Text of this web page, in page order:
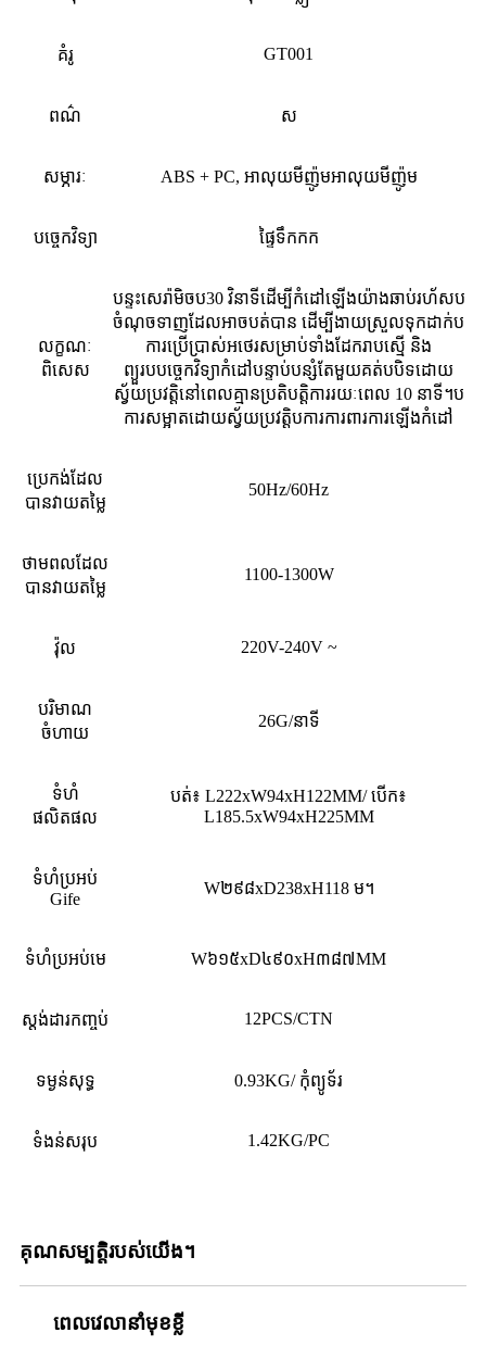
គំរូ GT001
ពណ៌ ស
សម្ភារៈ ABS + PC, អាលុយមីញ៉ូមអាលុយមីញ៉ូម
បច្ចេកវិទ្យា ផ្ទៃទឹកកក
លក្ខណៈ
ពិសេស
បន្ទះសេរ៉ាមិចប30 វិនាទីដើម្បីកំដៅឡើងយ៉ាងឆាប់រហ័សប
ចំណុចទាញដែលអាចបត់បាន ដើម្បីងាយស្រួលទុកដាក់ប
ការប្រើប្រាស់អថេរសម្រាប់ទាំងដែករាបស្មើ និង
ព្យួរបបច្ចេកវិទ្យាកំដៅបន្ទាប់បន្សំតែមួយគត់បបិទដោយ
ស្វ័យប្រវត្តិនៅពេលគ្មានប្រតិបត្តិការរយៈពេល 10 នាទី។ប
ការសម្អាតដោយស្វ័យប្រវត្តិបការការពារការឡើងកំដៅ
ប្រេកង់ដែល
បានវាយតម្លៃ
50Hz/60Hz
ថាមពលដែល
បានវាយតម្លៃ
1100-1300W
វ៉ុល 220V-240V ~
បរិមាណ
ចំហាយ
26G/នាទី
ទំហំ
ផលិតផល
បត់៖ L222xW94xH122MM/បើក៖
L185.5xW94xH225MM
ទំហំប្រអប់
Gife
W២៩៨xD238xH118 ម។
ទំហំប្រអប់មេ W៦១៥xD៤៩០xH៣៨៧MM
ស្តង់ដារកញ្ចប់ 12PCS/CTN
ទម្ងន់​សុទ្ធ 0.93KG/ កុំព្យូទ័រ
ទំងន់សរុប 1.42KG/PC
គុណសម្បត្តិរបស់យើង។
ពេលវេលានាំមុខខ្លី